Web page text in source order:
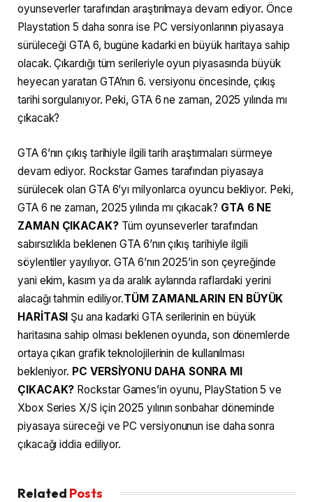
oyunseverler tarafından araştırılmaya devam ediyor. Önce
Playstation 5 daha sonra ise PC versiyonlarının piyasaya
sürüleceği GTA 6, bugüne kadarki en büyük haritaya sahip
olacak. Çıkardığı tüm serileriyle oyun piyasasında büyük
heyecan yaratan GTA’nın 6. versiyonu öncesinde, çıkış
tarihi sorgulanıyor. Peki, GTA 6 ne zaman, 2025 yılında mı
çıkacak?
GTA 6’nın çıkış tarihiyle ilgili tarih araştırmaları sürmeye
devam ediyor. Rockstar Games tarafından piyasaya
sürülecek olan GTA 6’yı milyonlarca oyuncu bekliyor. Peki,
GTA 6 ne zaman, 2025 yılında mı çıkacak? GTA 6 NE
ZAMAN ÇIKACAK?Tüm oyunseverler tarafından
sabırsızlıkla beklenen GTA 6’nın çıkış tarihiyle ilgili
söylentiler yayılıyor. GTA 6’nın 2025’in son çeyreğinde
yani ekim, kasım ya da aralık aylarında raflardaki yerini
alacağı tahmin ediliyor.TÜM ZAMANLARIN EN BÜYÜK
HARİTASI Şu ana kadarki GTA serilerinin en büyük
haritasına sahip olması beklenen oyunda, son dönemlerde
ortaya çıkan grafik teknolojilerinin de kullanılması
bekleniyor. PC VERSİYONU DAHA SONRA MI
ÇIKACAK? Rockstar Games’in oyunu, PlayStation 5 ve
Xbox Series X/S için 2025 yılının sonbahar döneminde
piyasaya süreceği ve PC versiyonunun ise daha sonra
çıkacağı iddia ediliyor.
Related Posts